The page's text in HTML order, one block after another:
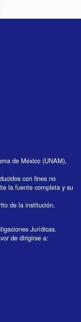
de México (UNAM),
con fines no
la fuente completa y su
de la institución.
Jurídicas.
de dirigirse a: